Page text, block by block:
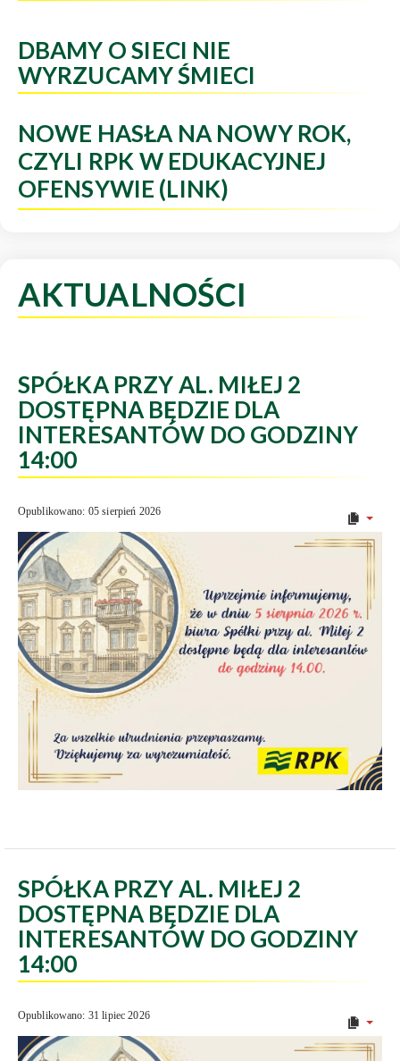
DBAMY O SIECI NIE
WYRZUCAMY ŚMIECI
NOWE HASŁA NA NOWY ROK,
CZYLI RPK W EDUKACYJNEJ
OFENSYWIE (LINK)
AKTUALNOŚCI
SPÓŁKA PRZY AL. MIŁEJ 2
DOSTĘPNA BĘDZIE DLA
INTERESANTÓW DO GODZINY
14:00
Opublikowano: 05 sierpień 2026
SPÓŁKA PRZY AL. MIŁEJ 2
DOSTĘPNA BĘDZIE DLA
INTERESANTÓW DO GODZINY
14:00
Opublikowano: 31 lipiec 2026